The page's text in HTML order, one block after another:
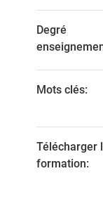
Degré
Mots clés:
Télécharger
formation: